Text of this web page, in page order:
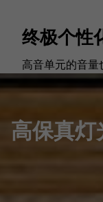
终极个性
高音单元的音量
高保真灯